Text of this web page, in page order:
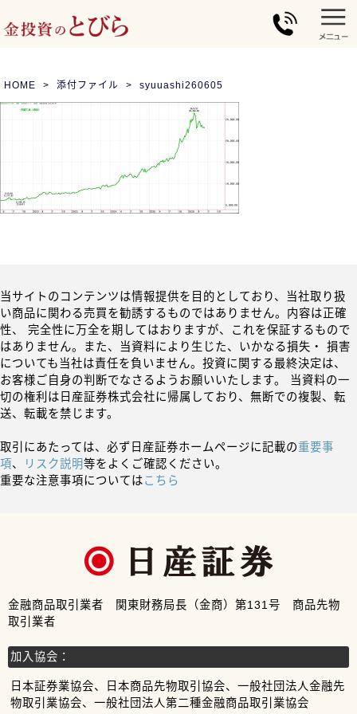
HOME 添付ファイル syuuashi260605
当サイトのコンテンツは情報提供を目的としており、当社取り扱
い商品に関わる売買を勧誘するものではありません。内容は正確
性、 完全性に万全を期してはおりますが、これを保証するもので
はありません。また、当資料により生じた、いかなる損失・ 損害
についても当社は責任を負いません。投資に関する最終決定は、
お客様ご自身の判断でなさるようお願いいたします。 当資料の一
切の権利は日産証券株式会社に帰属しており、無断での複製、転
送、転載を禁じます。
取引にあたっては、必ず日産証券ホームページに記載の重要事
項、 リスク説明等をよくご確認ください。
重要な注意事項についてはこちら
金融商品取引業者 関東財務局長（金商）第131号 商品先物
取引業者
加入協会：
日本証券業協会、日本商品先物取引協会、一般社団法人金融先
物取引業協会、一般社団法人第二種金融商品取引業協会